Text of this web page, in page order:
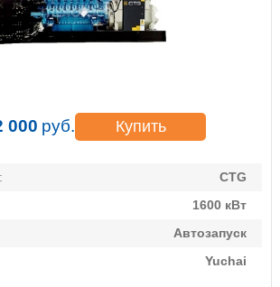
000 руб. Купить
CTG
1600 кВт
Автозапуск
Yuchai